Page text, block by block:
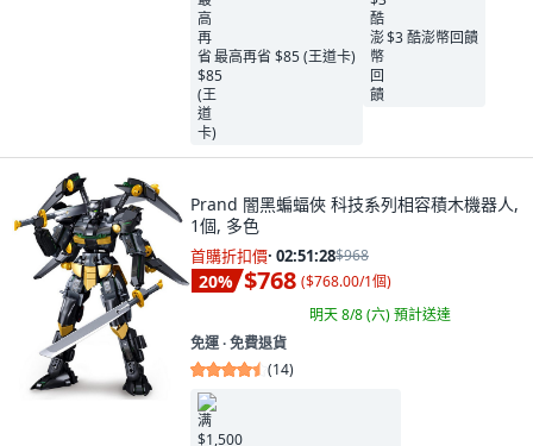
最高再省 $85 (王道卡)
$3 酷澎幣回饋
Prand 闇黑蝙蝠俠 科技系列相容積木機器人,
1個, 多色
首購折扣價· 02:51:27$968
20% $768 ($768.00/1個)
明天 8/8 (六)預計送達
免運 ∙ 免費退貨
(14)